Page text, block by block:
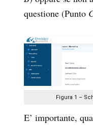
questione (Punto
Figura 1 –
E’ importante,